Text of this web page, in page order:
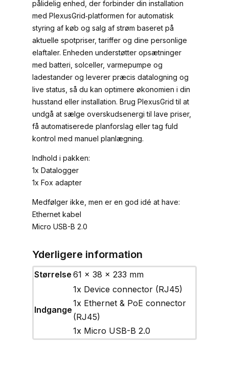
pålidelig enhed, der forbinder din installation
med PlexusGrid‑platformen for automatisk
styring af køb og salg af strøm baseret på
aktuelle spotpriser, tariffer og dine personlige
elaftaler. Enheden understøtter opsætninger
med batteri, solceller, varmepumpe og
ladestander og leverer præcis datalogning og
live status, så du kan optimere økonomien i din
husstand eller installation. Brug PlexusGrid til at
undgå at sælge overskudsenergi til lave priser,
få automatiserede planforslag eller tag fuld
kontrol med manuel planlægning.
Indhold i pakken:
1x Datalogger
1x Fox adapter
Medfølger ikke, men er en god idé at have:
Ethernet kabel
Micro USB-B 2.0
Yderligere information
Størrelse 61 × 38 × 233 mm
Indgange
1x Device connector (RJ45)
1x Ethernet & PoE connector
(RJ45)
1x Micro USB-B 2.0